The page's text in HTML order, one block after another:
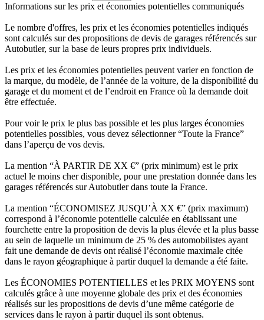
Informations sur les prix et économies potentielles communiqués
Le nombre d'offres, les prix et les économies potentielles indiqués
sont calculés sur des propositions de devis de garages référencés sur
Autobutler, sur la base de leurs propres prix individuels.
Les prix et les économies potentielles peuvent varier en fonction de
la marque, du modèle, de l’année de la voiture, de la disponibilité du
garage et du moment et de l’endroit en France où la demande doit
être effectuée.
Pour voir le prix le plus bas possible et les plus larges économies
potentielles possibles, vous devez sélectionner “Toute la France”
dans l’aperçu de vos devis.
La mention “À PARTIR DE XX €” (prix minimum) est le prix
actuel le moins cher disponible, pour une prestation donnée dans les
garages référencés sur Autobutler dans toute la France.
La mention “ÉCONOMISEZ JUSQU’À XX €” (prix maximum)
correspond à l’économie potentielle calculée en établissant une
fourchette entre la proposition de devis la plus élevée et la plus basse
au sein de laquelle un minimum de 25 % des automobilistes ayant
fait une demande de devis ont réalisé l’économie maximale citée
dans le rayon géographique à partir duquel la demande a été faite.
Les ÉCONOMIES POTENTIELLES et les PRIX MOYENS sont
calculés grâce à une moyenne globale des prix et des économies
réalisés sur les propositions de devis d’une même catégorie de
services dans le rayon à partir duquel ils sont obtenus.